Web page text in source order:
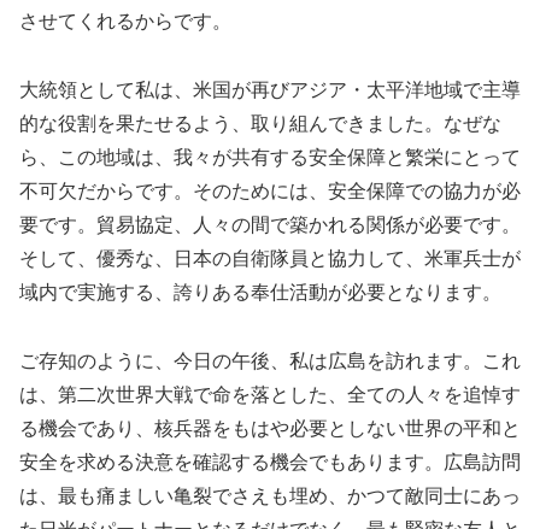
させてくれるからです。
大統領として私は、米国が再びアジア・太平洋地域で主導
的な役割を果たせるよう、取り組んできました。なぜな
ら、この地域は、我々が共有する安全保障と繁栄にとって
不可欠だからです。そのためには、安全保障での協力が必
要です。貿易協定、人々の間で築かれる関係が必要です。
そして、優秀な、日本の自衛隊員と協力して、米軍兵士が
域内で実施する、誇りある奉仕活動が必要となります。
ご存知のように、今日の午後、私は広島を訪れます。これ
は、第二次世界大戦で命を落とした、全ての人々を追悼す
る機会であり、核兵器をもはや必要としない世界の平和と
安全を求める決意を確認する機会でもあります。広島訪問
は、最も痛ましい亀裂でさえも埋め、かつて敵同士にあっ